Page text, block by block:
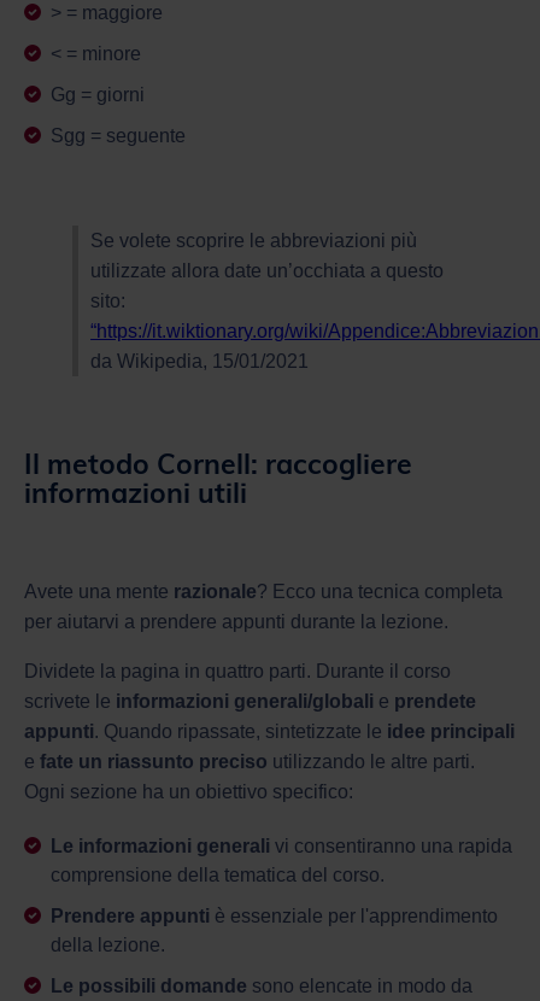
> = maggiore
< = minore
Gg = giorni
Sgg = seguente
Se volete scoprire le abbreviazioni più
utilizzate allora date un’occhiata a questo
sito:
“https://it.wiktionary.org/wiki/
da Wikipedia, 15/01/2021
Il metodo Cornell: raccogliere
informazioni utili
Avete una mente razionale? Ecco una tecnica completa
per aiutarvi a prendere appunti durante la lezione.
Dividete la pagina in quattro parti. Durante il corso
scrivete le informazioni generali/globali e prendete
appunti. Quando ripassate, sintetizzate le idee principali
e fate un riassunto preciso utilizzando le altre parti.
Ogni sezione ha un obiettivo specifico:
Le informazioni generali vi consentiranno una rapida
comprensione della tematica del corso.
Prendere appunti è essenziale per l'apprendimento
della lezione.
Le possibili domande sono elencate in modo da